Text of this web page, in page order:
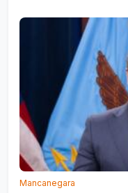
Mancanegara